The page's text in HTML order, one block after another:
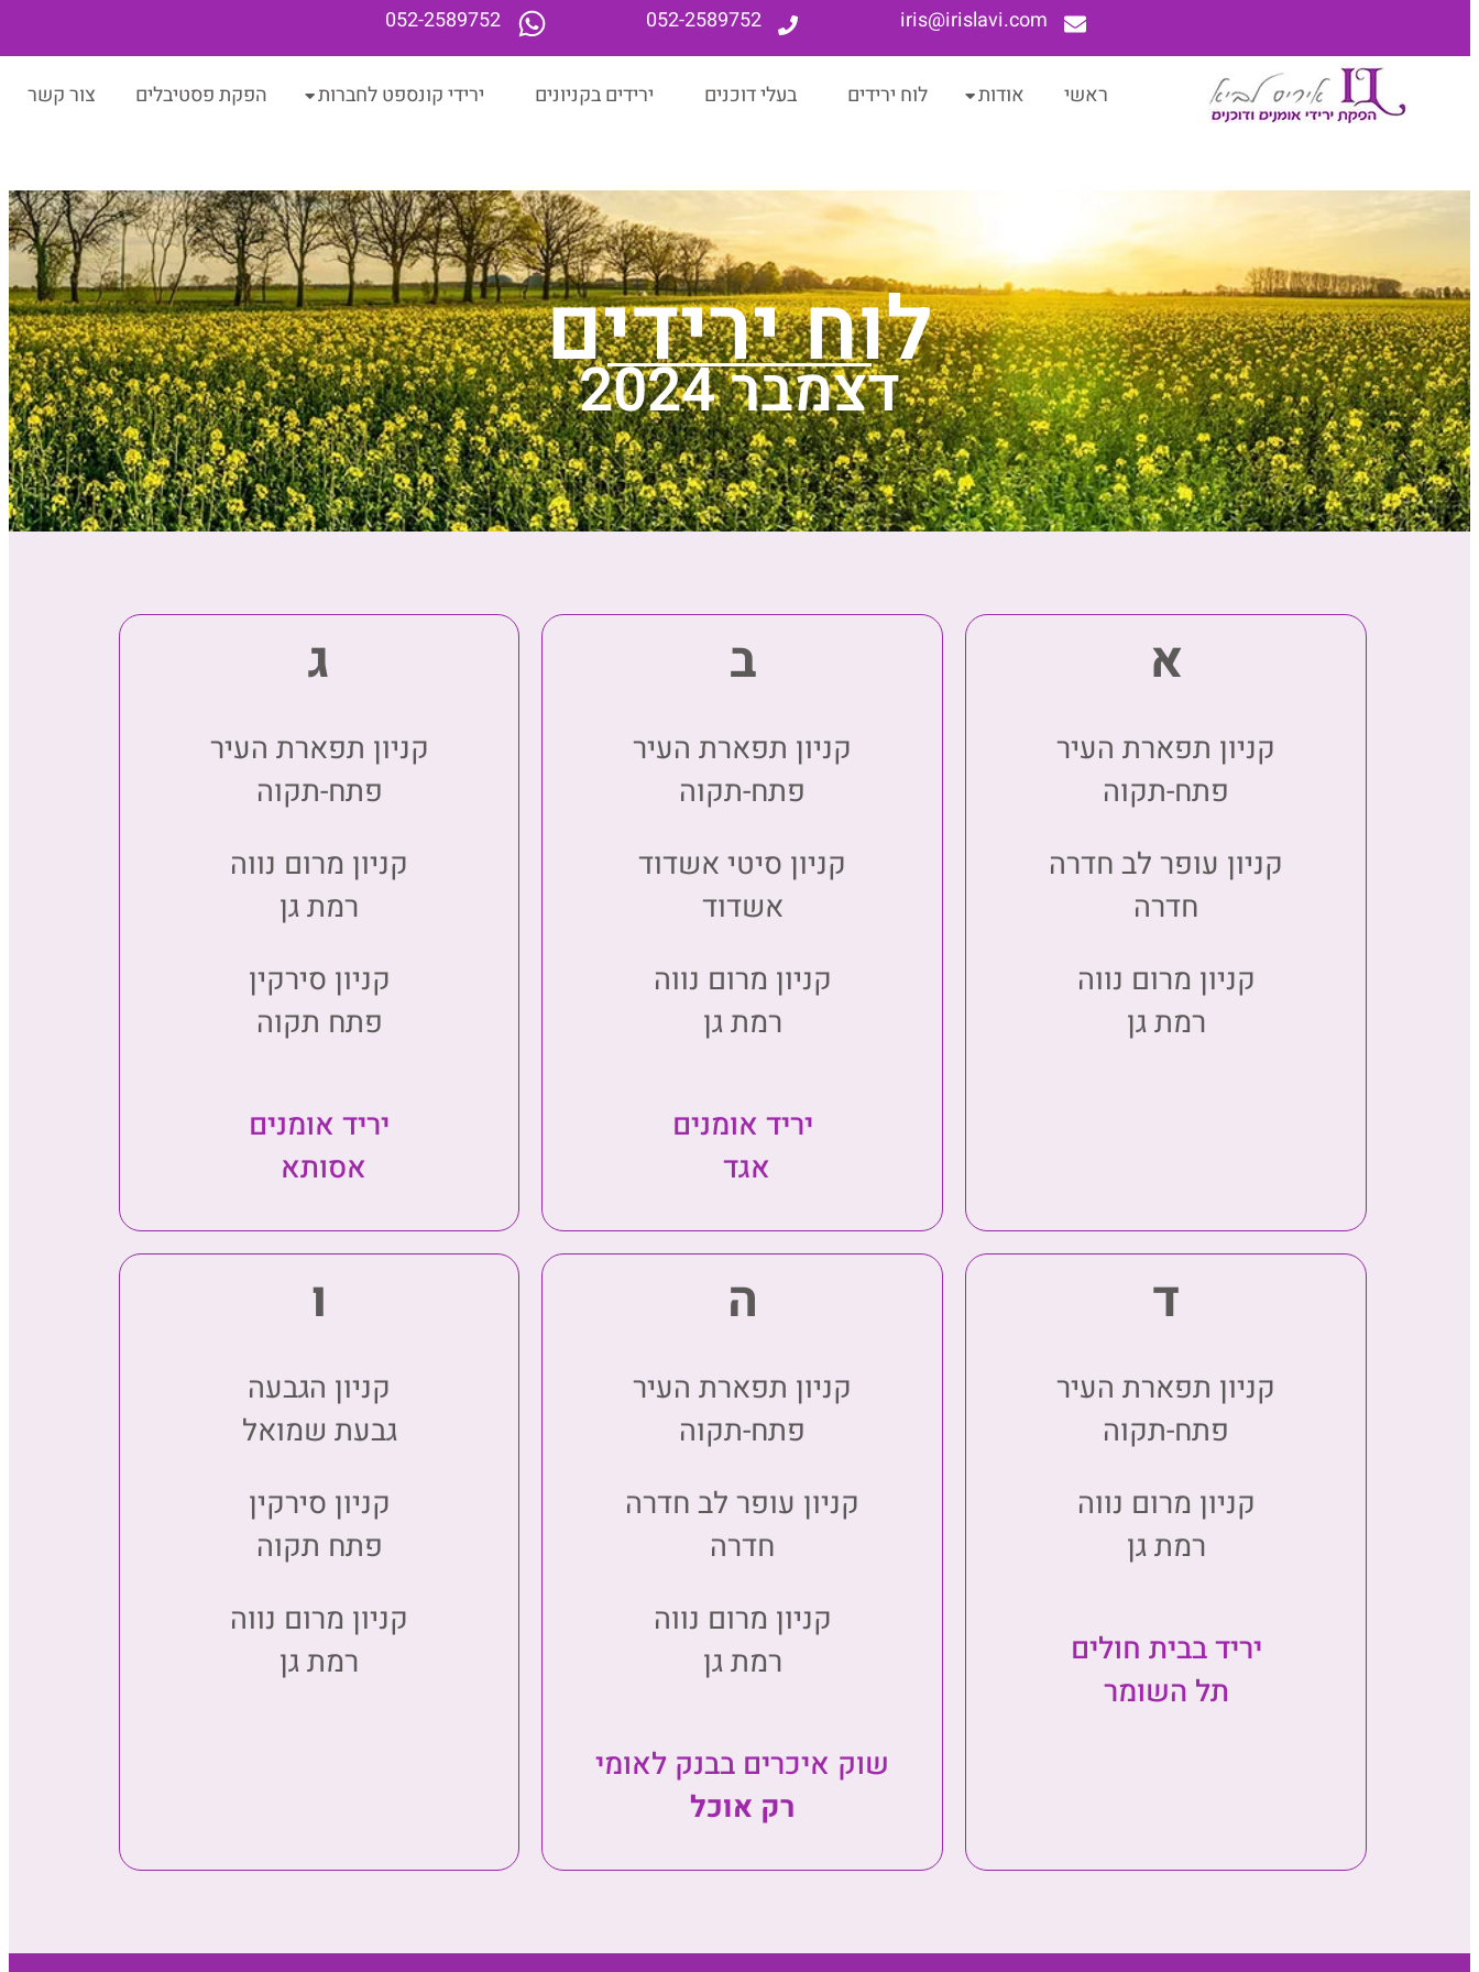
iris@irislavi.com
052-2589752
052-2589752
ראשי אודות לוח ירידים בעלי דוכנים ירידים בקניונים ירידי קונספט לחברות הפקת פסטיבלים צור קשר
לוח ירידים
דצמבר 2024
א
קניון תפארת העיר
פתח-תקוה
קניון עופר לב חדרה
חדרה
קניון מרום נווה
רמת גן
ב
קניון תפארת העיר
פתח-תקוה
קניון סיטי אשדוד
אשדוד
קניון מרום נווה
רמת גן
יריד אומנים
אגד
ג
קניון תפארת העיר
פתח-תקוה
קניון מרום נווה
רמת גן
קניון סירקין
פתח תקוה
יריד אומנים
אסותא
ד
קניון תפארת העיר
פתח-תקוה
קניון מרום נווה
רמת גן
יריד בבית חולים
תל השומר
ה
קניון תפארת העיר
פתח-תקוה
קניון עופר לב חדרה
חדרה
קניון מרום נווה
רמת גן
שוק איכרים בבנק לאומי
רק אוכל
ו
קניון הגבעה
גבעת שמואל
קניון סירקין
פתח תקוה
קניון מרום נווה
רמת גן